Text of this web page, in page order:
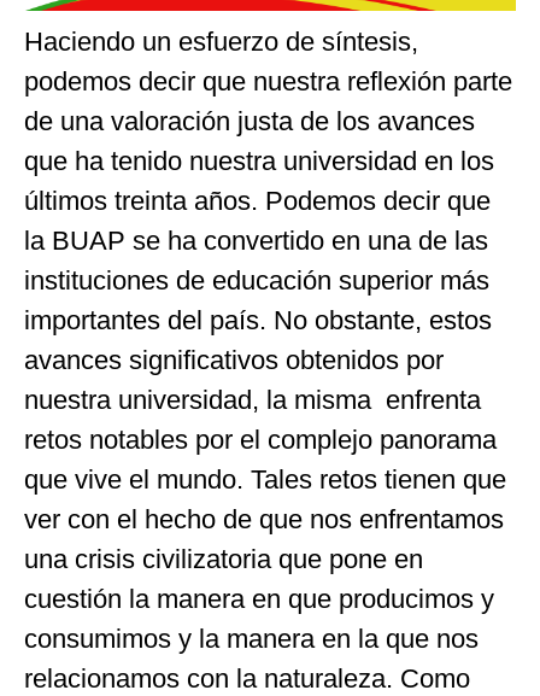
Haciendo un esfuerzo de síntesis,
podemos decir que nuestra reflexión parte
de una valoración justa de los avances
que ha tenido nuestra universidad en los
últimos treinta años. Podemos decir que
la BUAP se ha convertido en una de las
instituciones de educación superior más
importantes del país. No obstante, estos
avances significativos obtenidos por
nuestra universidad, la misma enfrenta
retos notables por el complejo panorama
que vive el mundo. Tales retos tienen que
ver con el hecho de que nos enfrentamos
una crisis civilizatoria que pone en
cuestión la manera en que producimos y
consumimos y la manera en la que nos
relacionamos con la naturaleza. Como